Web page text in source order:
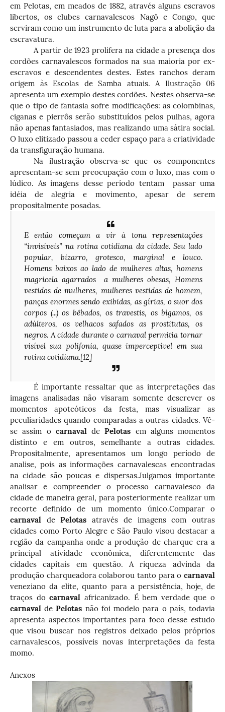
em Pelotas, em meados de 1882, através alguns escravos
libertos, os clubes carnavalescos Nagô e Congo, que
serviram como um instrumento de luta para a abolição da
escravatura.
A partir de 1923 prolifera na cidade a presença dos
cordões carnavalescos formados na sua maioria por ex-
escravos e descendentes destes. Estes ranchos deram
origem às Escolas de Samba atuais. A Ilustração 06
apresenta um exemplo destes cordões. Nestes observa-se
que o tipo de fantasia sofre modificações: as colombinas,
ciganas e pierrôs serão substituídos pelos pulhas, agora
não apenas fantasiados, mas realizando uma sátira social.
O luxo elitizado passou a ceder espaço para a criatividade
da transfiguração humana.
Na ilustração observa-se que os componentes
apresentam-se sem preocupação com o luxo, mas com o
lúdico. As imagens desse período tentam passar uma
idéia de alegria e movimento, apesar de serem
propositalmente posadas.
E então começam a vir à tona representações
“invisíveis” na rotina cotidiana da cidade. Seu lado
popular, bizarro, grotesco, marginal e louco.
Homens baixos ao lado de mulheres altas, homens
magricela agarrados a mulheres obesas, Homens
vestidos de mulheres, mulheres vestidas de homem,
panças enormes sendo exibidas, as gírias, o suor dos
corpos (...) os bêbados, os travestis, os bígamos, os
adúlteros, os velhacos safados as prostitutas, os
negros. A cidade durante o carnaval permitia tornar
visível sua polifonia, quase imperceptível em sua
rotina cotidiana.[12]
É importante ressaltar que as interpretações das
imagens analisadas não visaram somente descrever os
momentos apoteóticos da festa, mas visualizar as
peculiaridades quando comparadas a outras cidades. Vê-
se assim o carnavaldePelotas em alguns momentos
distinto e em outros, semelhante a outras cidades.
Propositalmente, apresentamos um longo período de
analise, pois as informações carnavalescas encontradas
na cidade são poucas e dispersas.Julgamos importante
analisar e compreender o processo carnavalesco da
cidade de maneira geral, para posteriormente realizar um
recorte definido de um momento único.Comparar o
carnaval dePelotasatravés de imagens com outras
cidades como Porto Alegre e São Paulo visou destacar a
região da campanha onde a produção de charque era a
principal atividade econômica, diferentemente das
cidades capitais em questão. A riqueza advinda da
produção charqueadora colaborou tanto para o carnaval
veneziano da elite, quanto para a persistência, hoje, de
traços docarnaval africanizado. É bem verdade que o
carnaval dePelotas não foi modelo para o país, todavia
apresenta aspectos importantes para foco desse estudo
que visou buscar nos registros deixado pelos próprios
carnavalescos, possíveis novas interpretações da festa
momo.
Anexos